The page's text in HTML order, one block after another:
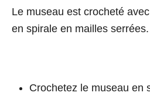
Le museau est crocheté
en spirale en mailles serrées.
Crochetez le museau en